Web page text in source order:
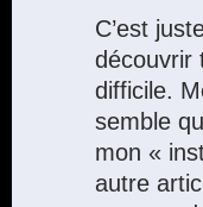
C’est
découvrir
difficile.
semble
mon «
autre